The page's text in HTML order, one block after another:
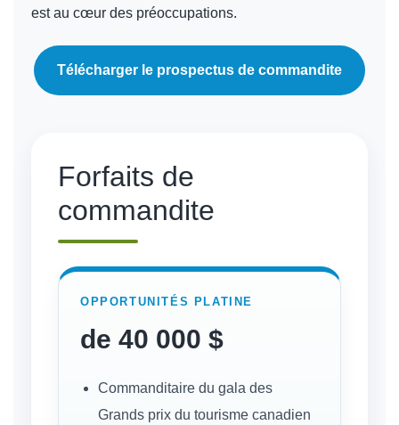
est au cœur des préoccupations.
Télécharger le prospectus de commandite
Forfaits de
commandite
OPPORTUNITÉS PLATINE
de 40 000 $
Commanditaire du gala des
Grands prix du tourisme canadien